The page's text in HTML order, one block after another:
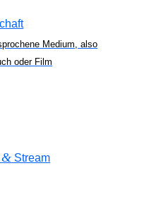
Medium, also
oder Film
& Stream